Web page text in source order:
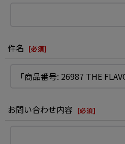
件名 [必須]
お問い合わせ内容 [必須]